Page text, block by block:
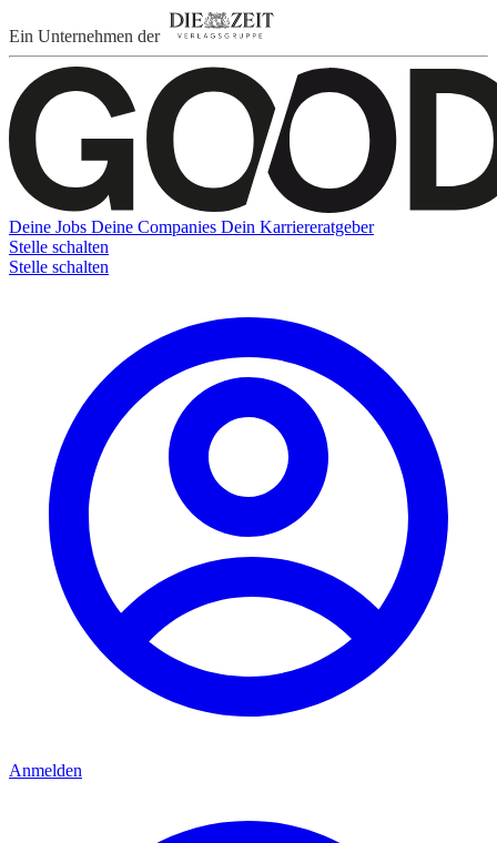
Ein Unternehmen der
Deine Jobs Deine Companies Dein Karriereratgeber
Stelle schalten
Stelle schalten
Anmelden